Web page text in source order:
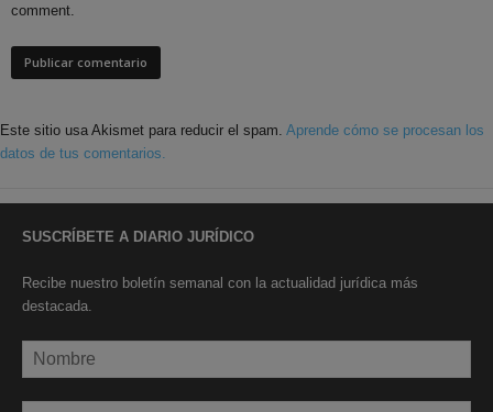
comment.
Este sitio usa Akismet para reducir el spam. Aprende cómo se procesan los
datos de tus comentarios.
SUSCRÍBETE A DIARIO JURÍDICO
Recibe nuestro boletín semanal con la actualidad jurídica más
destacada.